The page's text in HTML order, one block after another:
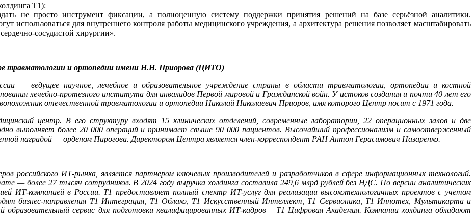
Т1):
не просто инструмент фиксации, а полноценную систему поддержки принятия решений на базе серьёзной аналитики.
использоваться для внутреннего контроля работы медицинского учреждения, а архитектура решения позволяет масштабировать
сосудистой хирургии».
травматологии и ортопедии имени Н.Н. Приорова (ЦИТО)
ведущее научное, лечебное и образовательное учреждение страны в области травматологии, ортопедии и костной
лечебно-протезного института для инвалидов Первой мировой и Гражданской войн. У истоков создания и почти 40 лет его
отечественной травматологии и ортопедии Николай Николаевич Приоров, имя которого Центр носит с 1971 года.
центр. В его структуру входят 15 клинических отделений, современные лаборатории, 22 операционных залов и две
выполняет более 20 000 операций и принимает свыше 90 000 пациентов. Высочайший профессионализм и самоотверженный
наградой — орденом Пирогова. Директором Центра является член-корреспондент РАН Антон Герасимович Назаренко.
российского ИТ-рынка, является партнером ключевых производителей и разработчиков в сфере информационных технологий.
— более 27 тысяч сотрудников. В 2024 году выручка холдинга составила 249,6 млрд рублей без НДС. По версии аналитических
ИТ-компанией в России. Т1 предоставляет полный спектр ИТ-услуг для реализации высокотехнологичных проектов с учетом
бизнес-направления Т1 Интеграция, Т1 Облако, Т1 Искусственный Интеллект, Т1 Сервионика, Т1 Иннотех, Мультикарта и
сервис для подготовки квалифицированных ИТ-кадров – Т1 Цифровая Академия. Компании холдинга обладают